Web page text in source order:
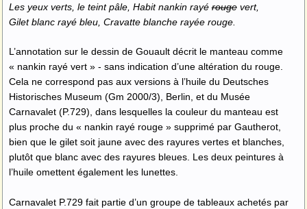
Les yeux verts, le teint pâle, Habit nankin rayérougevert,
Gilet blanc rayé bleu, Cravatte blanche rayée rouge.
L’annotation sur le dessin de Gouault décrit le manteau comme
« nankin rayé vert » - sans indication d’une altération du rouge.
Cela ne correspond pas aux versions à l’huile du Deutsches
Historisches Museum (Gm 2000/3), Berlin, et du Musée
Carnavalet (P.729), dans lesquelles la couleur du manteau est
plus proche du « nankin rayé rouge » supprimé par Gautherot,
bien que le gilet soit jaune avec des rayures vertes et blanches,
plutôt que blanc avec des rayures bleues. Les deux peintures à
l’huile omettent également les lunettes.
Carnavalet P.729 fait partie d’un groupe de tableaux achetés par